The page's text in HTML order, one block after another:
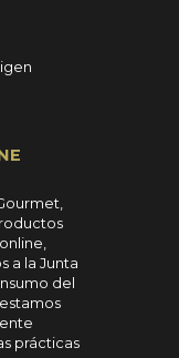
a la Junta
del
prácticas